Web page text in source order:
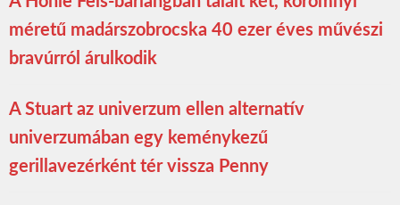
méretű madárszobrocska 40 ezer éves művészi
bravúrról árulkodik
A Stuart az univerzum ellen alternatív
univerzumában egy keménykezű
gerillavezérként tér vissza Penny